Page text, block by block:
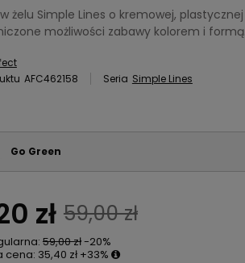
żelu Simple Lines o kremowej,
możliwości zabawy kolorem i formą.
AFC462158 Seria Simple Lines
Go Green
zł 59,00 zł
59,00 zł-20%
cena: 35,40 zł +33%